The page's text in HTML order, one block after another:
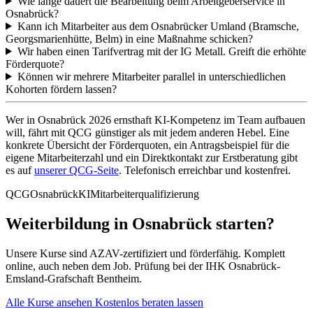
Osnabrück?
Kann ich Mitarbeiter aus dem Osnabrücker Umland (Bramsche,
Georgsmarienhütte, Belm) in eine Maßnahme schicken?
Wir haben einen Tarifvertrag mit der IG Metall. Greift die erhöhte
Förderquote?
Können wir mehrere Mitarbeiter parallel in unterschiedlichen
Kohorten fördern lassen?
Wer in Osnabrück 2026 ernsthaft KI-Kompetenz im Team aufbauen
will, fährt mit QCG günstiger als mit jedem anderen Hebel. Eine
konkrete Übersicht der Förderquoten, ein Antragsbeispiel für die
eigene Mitarbeiterzahl und ein Direktkontakt zur Erstberatung gibt
es aufunserer QCG-Seite. Telefonisch erreichbar und kostenfrei.
QCGOsnabrückKIMitarbeiterqualifizierung
Weiterbildung in Osnabrück starten?
Unsere Kurse sind AZAV-zertifiziert und förderfähig. Komplett
online, auch neben dem Job. Prüfung bei der IHK Osnabrück-
Emsland-Grafschaft Bentheim.
Alle Kurse ansehen Kostenlos beraten lassen